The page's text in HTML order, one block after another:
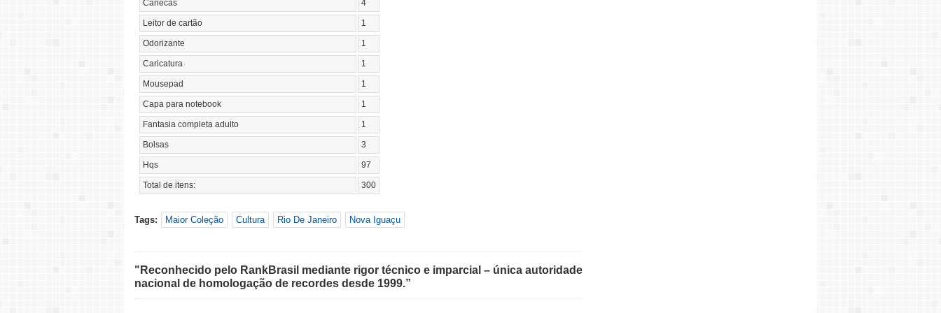
Canecas 4
Leitor de cartão 1
Odorizante 1
Caricatura 1
Mousepad 1
Capa para notebook 1
Fantasia completa adulto 1
Bolsas 3
Hqs 97
Total de itens: 300
Tags: Maior Coleção Cultura Rio De Janeiro Nova Iguaçu
"Reconhecido pelo RankBrasil mediante rigor técnico e imparcial – única autoridade
nacional de homologação de recordes desde 1999.”